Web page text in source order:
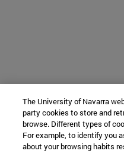
The University of Navarra
party cookies to store and
browse. Different types of
For example, to identify you
about your browsing habits